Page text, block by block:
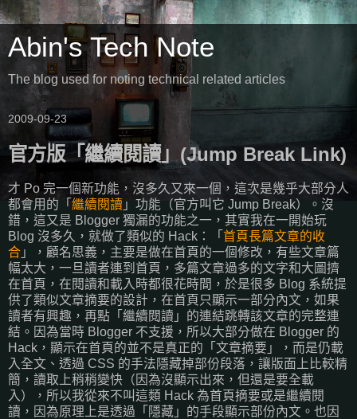
Abin's Tech Note
The blog used for noting technical related articles
2009-09-23
官方版「繼續閱讀」(Jump Break Link)
才 Po 完一個新功能，沒多久又來一個，這次是幾乎大部分人
都會用的「 繼續閱讀 」功能（官方叫它 Jump Break）。沒
錯，這又是 Blogger 獨漏的功能之一，其實我在一開始玩
Blog 沒多久，就做了類似的 Hack：「 首頁長篇文章的收
合 」，顧名思義，主要是做在首頁的一個修改，有些文章篇
幅太大，一旦讀者連到首頁，多篇文章過多的文字和大圖擠
在首頁，在閱讀和載入時都很花時間，於是很多 Blog 系統提
供了類似文章摘要的設計，在首頁只顯示一部分內文，如果
讀者有興趣，再點「繼續閱讀」的連結跳轉該文章的完整連
結。因為當時 Blogger 不支援，所以大部分做在 Blogger 的
Hack，顯示在首頁的並不是真正的「文章摘要」，而是仍載
入全文、透過 CSS 的手法隱藏掉部份段落，讓版面上比較精
簡，讀取上稍稍變快（因為沒顯示出來，但還是要全載
入），所以我從來不叫這類 Hack 為首頁摘要或是繼續閱
讀，因為原理上是透過「隱藏」的手段顯示部份內文。也因